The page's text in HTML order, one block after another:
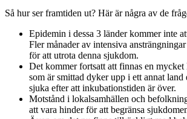
Så hur ser framtiden ut? Här är några av de
Epidemin i dessa 3 länder kommer inte
Fler månader av intensiva
för att utrota denna sjukdom.
Det kommer fortsatt att finnas en mycket
som är smittad dyker upp i ett annat
sjuka efter att inkubationstiden är över.
Motstånd i lokalsamhällen och
att vara hinder för att begränsa